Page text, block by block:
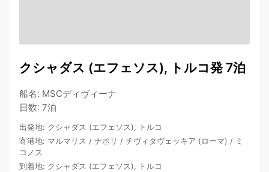
クシャダス (エフェソス), トルコ発 7泊
船名: MSCディヴィーナ
日数: 7泊
出発地: クシャダス (エフェソス), トルコ
寄港地: マルマリス / ナポリ / チヴィタヴェッキア (ローマ) / ミ
コノス
到着地: クシャダス (エフェソス), トルコ